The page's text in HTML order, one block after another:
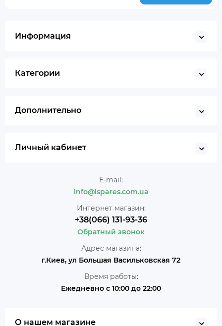
Информация
Категории
Дополнительно
Личный кабинет
E-mail:
info@ispares.com.ua
Интернет магазин:
+38(066) 131-93-36
Обратный звонок
Адрес магазина:
г.Киев, ул Большая Васильковская 72
Время работы:
Ежедневно с 10:00 до 22:00
О нашем магазине